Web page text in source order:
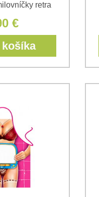
retra
€